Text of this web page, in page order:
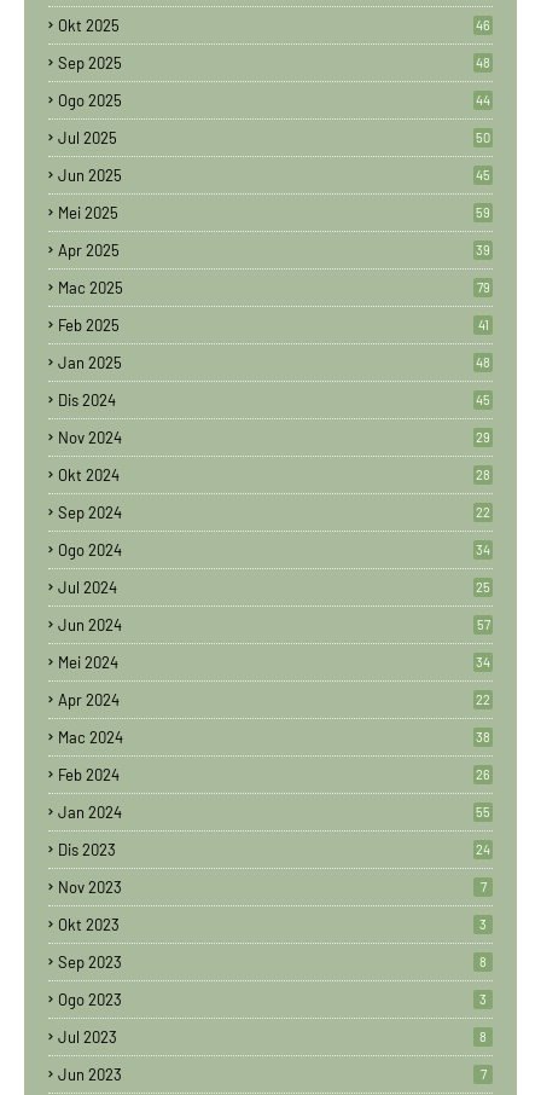
Okt 2025 46
Sep 2025 48
Ogo 2025 44
Jul 2025 50
Jun 2025 45
Mei 2025 59
Apr 2025 39
Mac 2025 79
Feb 2025 41
Jan 2025 48
Dis 2024 45
Nov 2024 29
Okt 2024 28
Sep 2024 22
Ogo 2024 34
Jul 2024 25
Jun 2024 57
Mei 2024 34
Apr 2024 22
Mac 2024 38
Feb 2024 26
Jan 2024 55
Dis 2023 24
Nov 2023 7
Okt 2023 3
Sep 2023 8
Ogo 2023 3
Jul 2023 8
Jun 2023 7